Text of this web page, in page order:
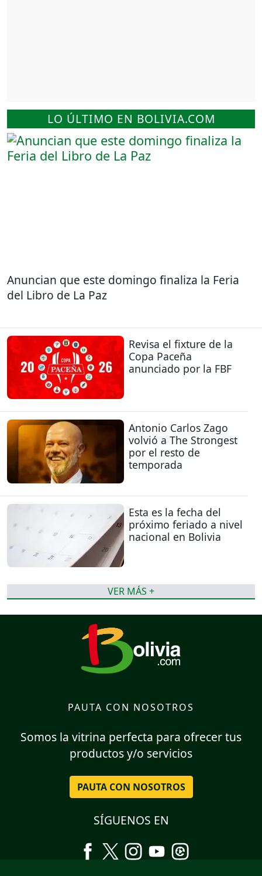
LO ÚLTIMO EN BOLIVIA.COM
Anuncian que este domingo finaliza la Feria
del Libro de La Paz
Revisa el fixture de la
Copa Paceña
anunciado por la FBF
Antonio Carlos Zago
volvió a The Strongest
por el resto de
temporada
Esta es la fecha del
próximo feriado a nivel
nacional en Bolivia
VER MÁS +
PAUTA CON NOSOTROS
Somos la vitrina perfecta para ofrecer tus
productos y/o servicios
PAUTA CON NOSOTROS
SÍGUENOS EN